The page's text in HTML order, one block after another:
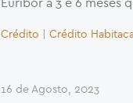
Crédito Crédito
16 de Agosto, 2023